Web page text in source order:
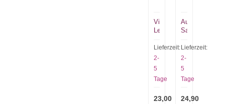
Victorinox
Leder
4.0524.XL
breit
und
hoch
Lieferzeit:
2-
5
Tage
23,00
Au
Sabot
Leder
Etui
braun
groß
Lieferzeit:
2-
5
Tage
24,90